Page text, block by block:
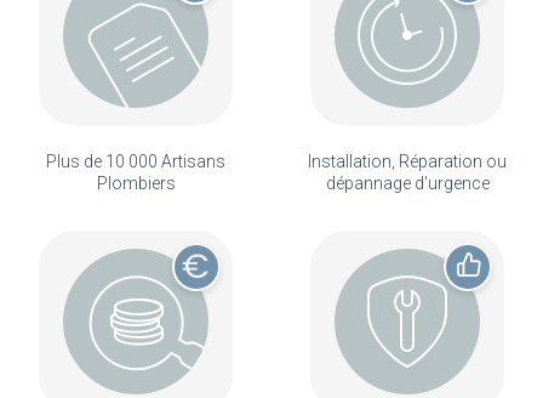
Plus de 10 000 Artisans
Plombiers
Installation, Réparation ou
dépannage d'urgence